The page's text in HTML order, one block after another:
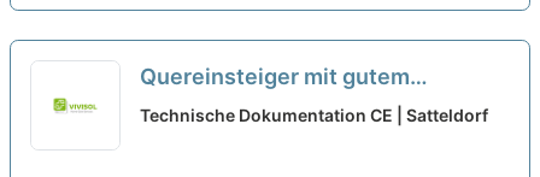
Quereinsteiger mit gutem
technischen Verständnis (m/w/d)
Technische Dokumentation CE | Satteldorf